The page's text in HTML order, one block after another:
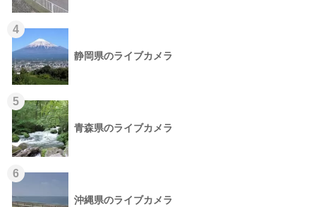
4
静岡県のライブカメラ
5
青森県のライブカメラ
6
沖縄県のライブカメラ